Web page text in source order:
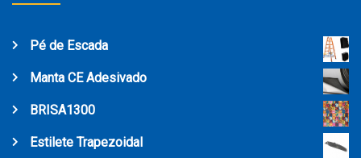
Pé de Escada
Manta CE Adesivado
BRISA1300
Estilete Trapezoidal